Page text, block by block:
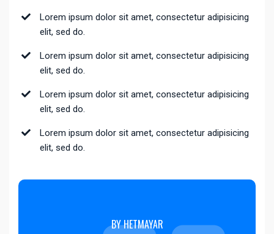
Lorem ipsum dolor sit amet, consectetur adipisicing
elit, sed do.
Lorem ipsum dolor sit amet, consectetur adipisicing
elit, sed do.
Lorem ipsum dolor sit amet, consectetur adipisicing
elit, sed do.
Lorem ipsum dolor sit amet, consectetur adipisicing
elit, sed do.
BY HETMAYAR